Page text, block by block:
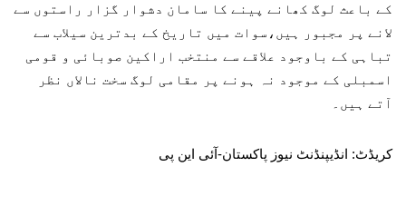
کے باعث لوگ کھانے پینے کا سامان دشوار گزار راستوں سے
لانے پر مجبور ہیں،سوات میں تاریخ کے بدترین سیلاب سے
تباہی کے باوجود علاقے سے منتخب اراکین صوبائی و قومی
اسمبلی کے موجود نہ ہونے پر مقامی لوگ سخت نالاں نظر
آتے ہیں۔
کریڈٹ: انڈیپنڈنٹ نیوز پاکستان-آئی این پی